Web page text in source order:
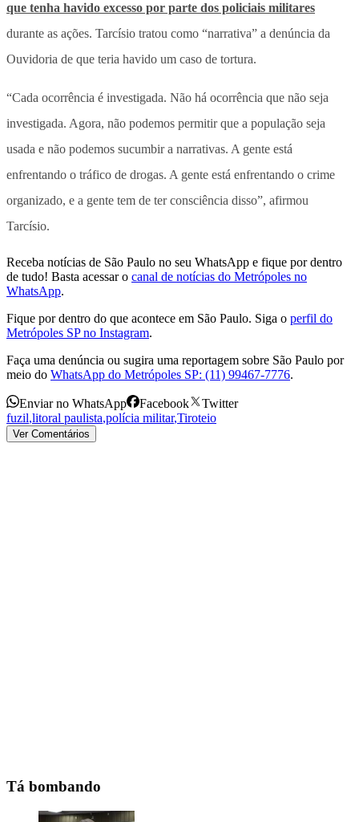
que tenha havido excesso por parte dos policiais militares
durante as ações. Tarcísio tratou como “narrativa” a denúncia da
Ouvidoria de que teria havido um caso de tortura.
“Cada ocorrência é investigada. Não há ocorrência que não seja
investigada. Agora, não podemos permitir que a população seja
usada e não podemos sucumbir a narrativas. A gente está
enfrentando o tráfico de drogas. A gente está enfrentando o crime
organizado, e a gente tem de ter consciência disso”, afirmou
Tarcísio.
Receba notícias de São Paulo no seu WhatsApp e fique por dentro
de tudo! Basta acessar o canal de notícias do Metrópoles no
WhatsApp.
Fique por dentro do que acontece em São Paulo. Siga o perfil do
Metrópoles SP no Instagram.
Faça uma denúncia ou sugira uma reportagem sobre São Paulo por
meio do WhatsApp do Metrópoles SP: (11) 99467-7776.
Enviar no WhatsApp Facebook
Twitter
fuzil,litoral paulista,polícia militar,Tiroteio
Ver Comentários
Tá bombando